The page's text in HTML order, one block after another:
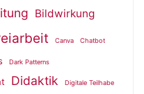
Bildwirkung
Canva Chatbot
Dark Patterns
Didaktik Digitale Teilhabe